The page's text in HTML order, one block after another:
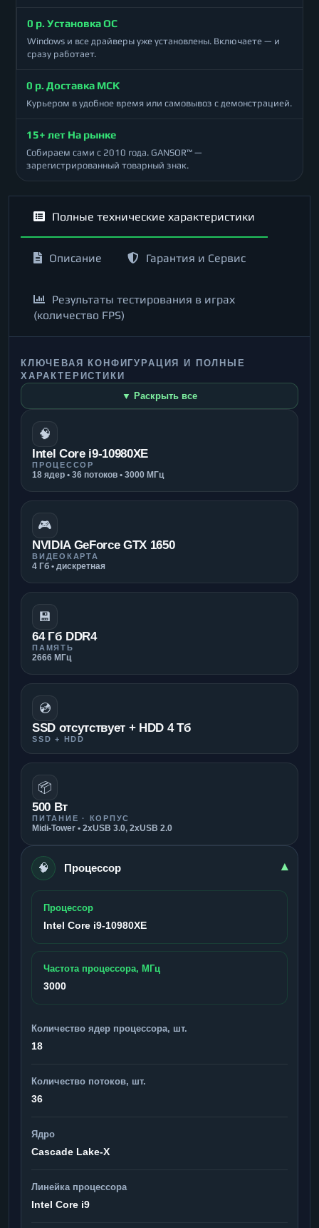
0 р. Установка ОС
Windows и все драйверы уже установлены. Включаете — и
сразу работает.
0 р. Доставка МСК
Курьером в удобное время или самовывоз с демонстрацией.
15+ лет На рынке
Собираем сами с 2010 года. GANSOR™ —
зарегистрированный товарный знак.
Полные технические характеристики
Описание Гарантия и Сервис
Результаты тестирования в играх
(количество FPS)
КЛЮЧЕВАЯ КОНФИГУРАЦИЯ И ПОЛНЫЕ
ХАРАКТЕРИСТИКИ
▼ Раскрыть все
🧠
Intel Core i9-10980XE
ПРОЦЕССОР
18 ядер • 36 потоков • 3000 МГц
🎮
NVIDIA GeForce GTX 1650
ВИДЕОКАРТА
4 Гб • дискретная
💾
64 Гб DDR4
ПАМЯТЬ
2666 МГц
💿
SSD отсутствует + HDD 4 Тб
SSD + HDD
📦
500 Вт
ПИТАНИЕ · КОРПУС
Midi-Tower • 2xUSB 3.0, 2xUSB 2.0
🧠 Процессор ▾
Процессор
Intel Core i9-10980XE
Частота процессора, МГц
3000
Количество ядер процессора, шт.
18
Количество потоков, шт.
36
Ядро
Cascade Lake-X
Линейка процессора
Intel Core i9